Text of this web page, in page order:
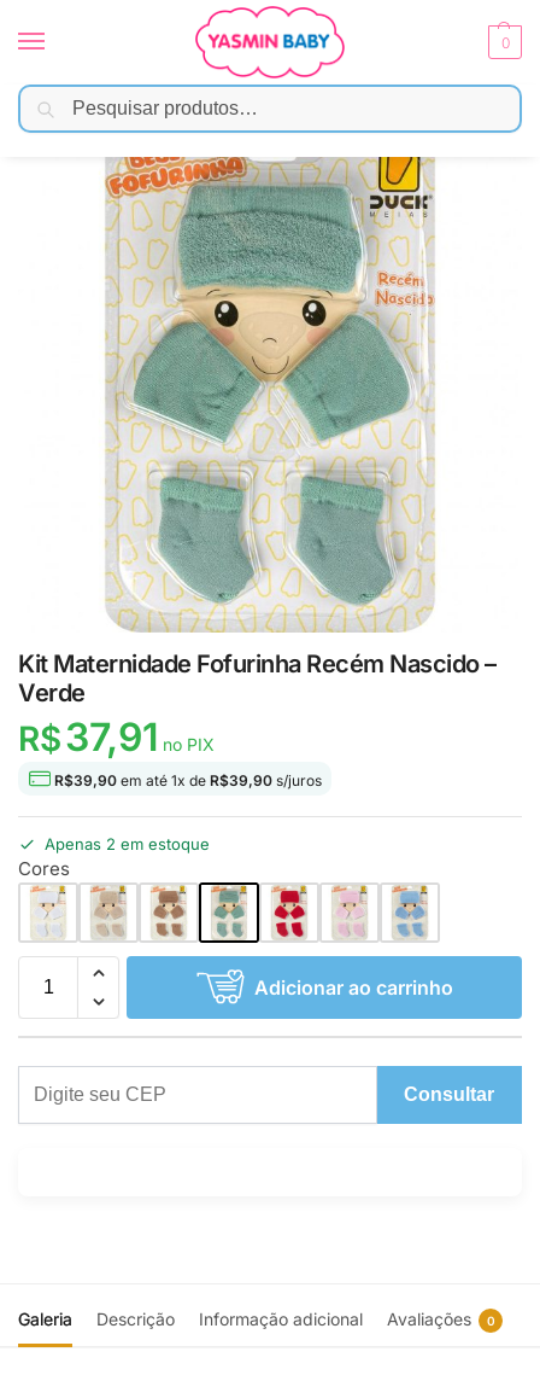
0
Início Moda Bebê / Kit Maternidade
Kit Maternidade Fofurinha Recém Nascido –
Verde
R$37,91 no PIX
R$39,90 em até 1x de R$39,90 s/juros
Apenas 2 em estoque
Cores
Adicionar ao carrinho
Consultar
Galeria Descrição Informação adicional Avaliações 0